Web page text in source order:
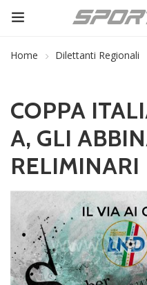
Home Dilettanti Regionali
COPPA
A, GLI
RELIMINARI